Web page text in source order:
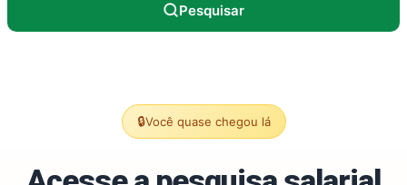
Pesquisar
🔒Você quase chegou lá